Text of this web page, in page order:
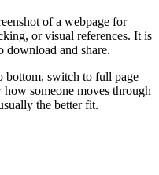
of a webpage for
or visual references. It is
download and share.
bottom, switch to full page
someone moves through
the better fit.